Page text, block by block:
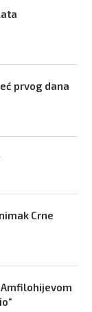
prvog dana
Crne